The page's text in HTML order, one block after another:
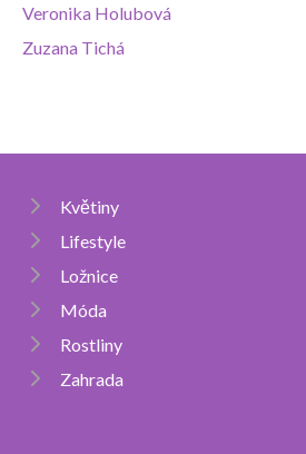
Veronika Holubová
Zuzana Tichá
Květiny
Lifestyle
Ložnice
Móda
Rostliny
Zahrada